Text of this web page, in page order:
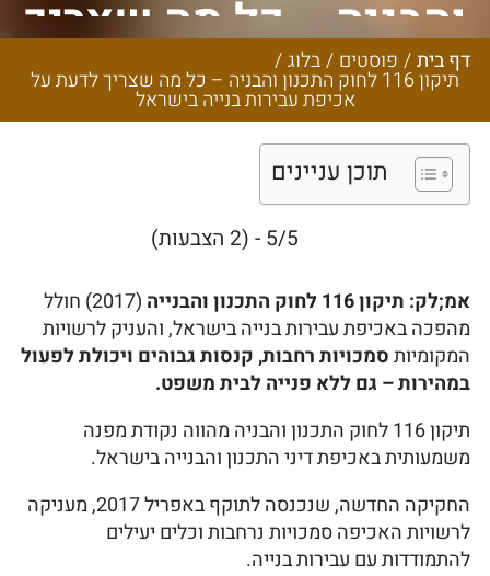
והבניה – כל מה שצריך
לדעת על אכיפת
עבירות בנייה בישראל
דף בית/ פוסטים /בלוג/
תיקון 116 לחוק התכנון והבניה – כל מה שצריך לדעת על
אכיפת עבירות בנייה בישראל
תוכן עניינים
5/5 - (2 הצבעות)
אמ;לק: תיקון 116 לחוק התכנון והבנייה
(2017) חולל
מהפכה באכיפת עבירות בנייה בישראל, והעניק לרשויות
המקומיותסמכויות רחבות, קנסות גבוהים ויכולת לפעול
במהירות – גם ללא פנייה לבית משפט.
תיקון 116 לחוק התכנון והבניה מהווה נקודת מפנה
משמעותית באכיפת דיני התכנון והבנייה בישראל.
החקיקה החדשה, שנכנסה לתוקף באפריל 2017, מעניקה
לרשויות האכיפה סמכויות נרחבות וכלים יעילים
להתמודדות עם עבירות בנייה.